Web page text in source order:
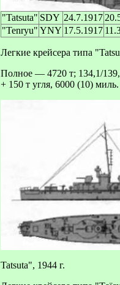
"Tatsuta" SDY 24.7.1917
"Tenryu" YNY 17.5.1917
Легкие крейсера типа
Полное — 4720 т; 134,1/
+ 150 т угля, 6000 (10)
Tatsuta", 1944 г.